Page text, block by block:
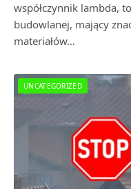
współczynnik lambda,
budowlanej, mający
materiałów…
UNCATEGORIZED